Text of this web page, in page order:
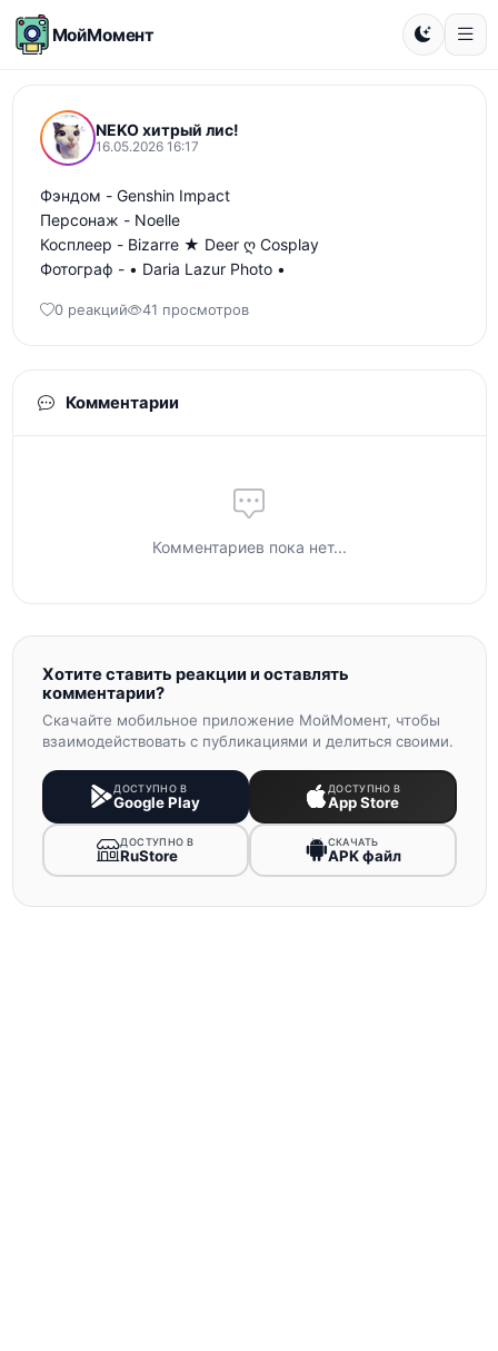
МойМомент
NEKO хитрый лис!
16.05.2026 16:17
Фэндом - Genshin Impact
Персонаж - Noelle
Косплеер - Bizarre ★ Deer ღ Cosplay
Фотограф - • Daria Lazur Photo •
0 реакций 41 просмотров
Комментарии
Комментариев пока нет...
Хотите ставить реакции и оставлять
комментарии?
Скачайте мобильное приложение МойМомент, чтобы
взаимодействовать с публикациями и делиться своими.
ДОСТУПНО В
Google Play
ДОСТУПНО В
App Store
ДОСТУПНО В
RuStore
СКАЧАТЬ
APK файл